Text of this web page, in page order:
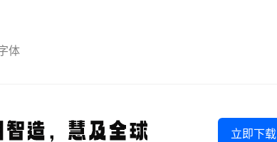
体
立即下载